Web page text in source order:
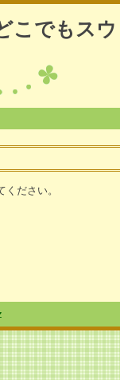
こでもス
ださい。